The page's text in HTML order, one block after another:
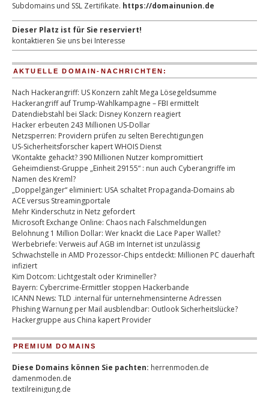
Subdomains und SSL Zertifikate. https://domainunion.de
Dieser Platz ist für Sie reserviert!
kontaktieren Sie uns bei Interesse
AKTUELLE DOMAIN-NACHRICHTEN:
Nach Hackerangriff: US Konzern zahlt Mega Lösegeldsumme
Hackerangriff auf Trump-Wahlkampagne – FBI ermittelt
Datendiebstahl bei Slack: Disney Konzern reagiert
Hacker erbeuten 243 Millionen US-Dollar
Netzsperren: Providern prüfen zu selten Berechtigungen
US-Sicherheitsforscher kapert WHOIS Dienst
VKontakte gehackt? 390 Millionen Nutzer kompromittiert
Geheimdienst-Gruppe „Einheit 29155“ : nun auch Cyberangriffe im
Namen des Kreml?
„Doppelgänger“ eliminiert: USA schaltet Propaganda-Domains ab
ACE versus Streamingportale
Mehr Kinderschutz in Netz gefordert
Microsoft Exchange Online: Chaos nach Falschmeldungen
Belohnung 1 Million Dollar: Wer knackt die Lace Paper Wallet?
Werbebriefe: Verweis auf AGB im Internet ist unzulässig
Schwachstelle in AMD Prozessor-Chips entdeckt: Millionen PC dauerhaft
infiziert
Kim Dotcom: Lichtgestalt oder Krimineller?
Bayern: Cybercrime-Ermittler stoppen Hackerbande
ICANN News: TLD .internal für unternehmensinterne Adressen
Phishing Warnung per Mail ausblendbar: Outlook Sicherheitslücke?
Hackergruppe aus China kapert Provider
PREMIUM DOMAINS
Diese Domains können Sie pachten: herrenmoden.de
damenmoden.de
textilreinigung.de